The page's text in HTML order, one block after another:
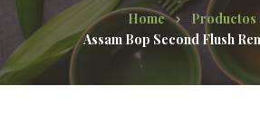
Home
Productos
Assam Bop Second Flush